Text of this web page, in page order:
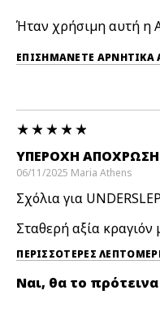
Ήταν χρήσιμη αυτή η
ΥΠΈΡΟΧΗ
06/11/2025 Maria Athens
Σχόλια για
Σταθερή αξία
ΠΕΡΙΣΣΌΤΕΡΕΣ
Ναι, θα το